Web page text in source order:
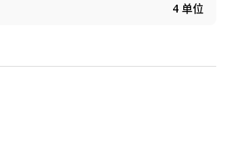
4 单位